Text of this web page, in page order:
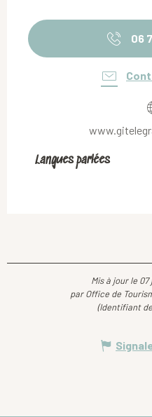
06
Langues parlées
Langues parlées
Mis à jour le
par Office de
(Identifiant